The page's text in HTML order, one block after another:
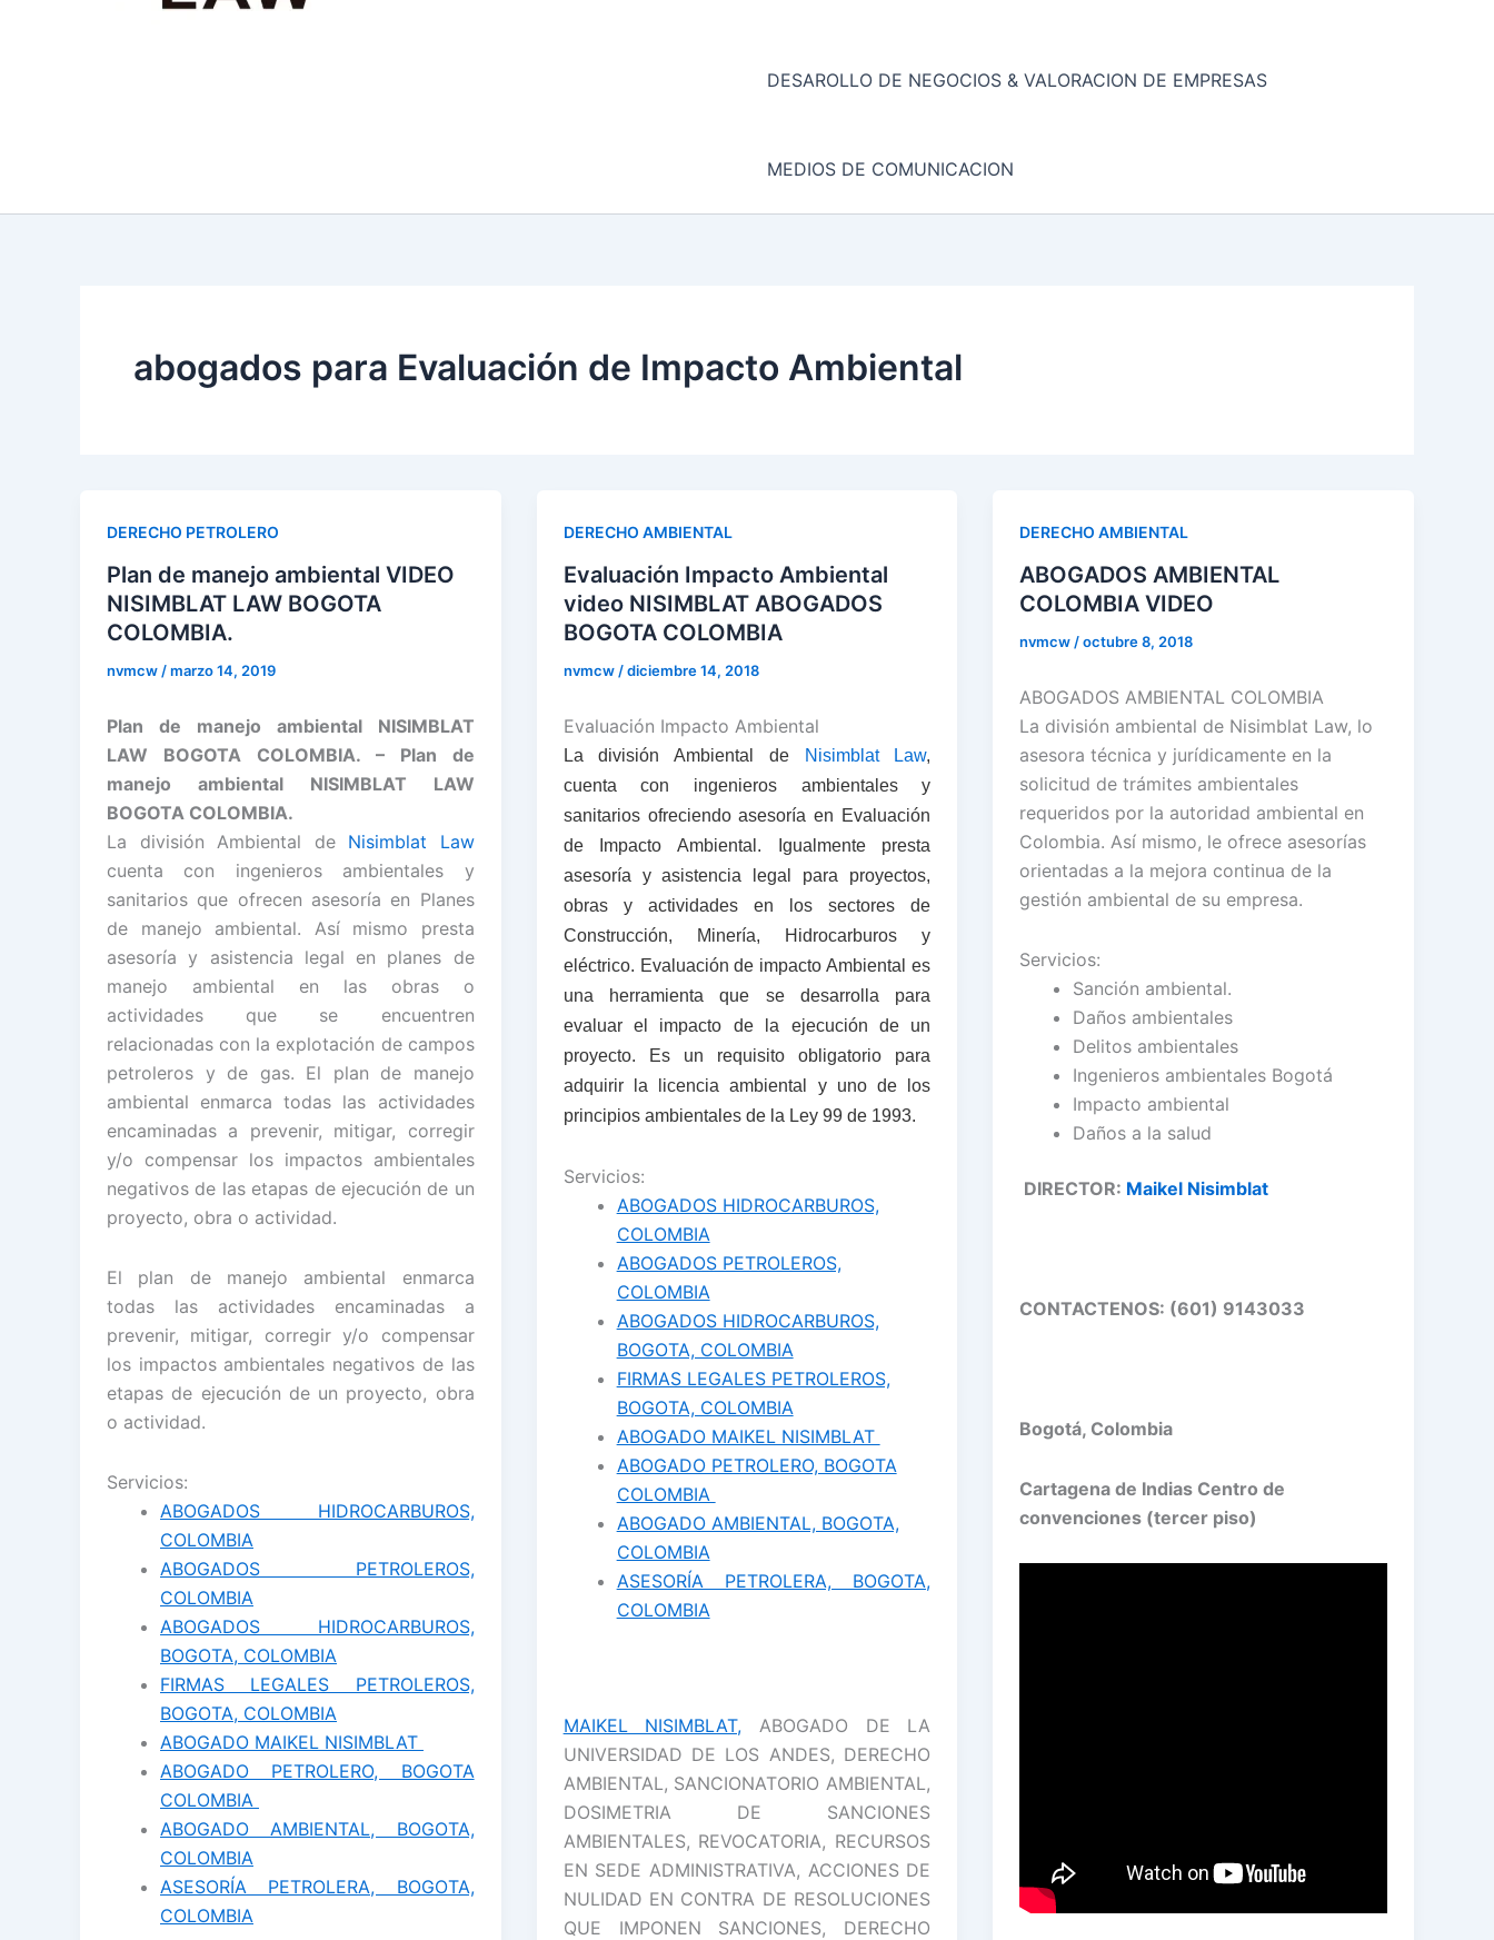
DESAROLLO DE NEGOCIOS & VALORACION DE EMPRESAS
MEDIOS DE COMUNICACION
abogados para Evaluación de Impacto Ambiental
DERECHO PETROLERO
Plan de manejo ambiental VIDEO
NISIMBLAT LAW BOGOTA
COLOMBIA.
nvmcw /marzo 14, 2019
Plan de manejo ambiental NISIMBLAT
LAW BOGOTA COLOMBIA. – Plan de
manejo ambiental NISIMBLAT LAW
BOGOTA COLOMBIA.
La división Ambiental de Nisimblat Law
cuenta con ingenieros ambientales y
sanitarios que ofrecen asesoría en Planes
de manejo ambiental. Así mismo presta
asesoría y asistencia legal en planes de
manejo ambiental en las obras o
actividades que se encuentren
relacionadas con la explotación de campos
petroleros y de gas. El plan de manejo
ambiental enmarca todas las actividades
encaminadas a prevenir, mitigar, corregir
y/o compensar los impactos ambientales
negativos de las etapas de ejecución de un
proyecto, obra o actividad.
El plan de manejo ambiental enmarca
todas las actividades encaminadas a
prevenir, mitigar, corregir y/o compensar
los impactos ambientales negativos de las
etapas de ejecución de un proyecto, obra
o actividad.
Servicios:
ABOGADOS HIDROCARBUROS,
COLOMBIA
ABOGADOS PETROLEROS,
COLOMBIA
ABOGADOS HIDROCARBUROS,
BOGOTA, COLOMBIA
FIRMAS LEGALES PETROLEROS,
BOGOTA, COLOMBIA
ABOGADO MAIKEL NISIMBLAT
ABOGADO PETROLERO, BOGOTA
COLOMBIA
ABOGADO AMBIENTAL, BOGOTA,
COLOMBIA
ASESORÍA PETROLERA, BOGOTA,
COLOMBIA
DERECHO AMBIENTAL
Evaluación Impacto Ambiental
video NISIMBLAT ABOGADOS
BOGOTA COLOMBIA
nvmcw /diciembre 14, 2018
Evaluación Impacto Ambiental
La división Ambiental de Nisimblat Law,
cuenta con ingenieros ambientales y
sanitarios ofreciendo asesoría en Evaluación
de Impacto Ambiental. Igualmente presta
asesoría y asistencia legal para proyectos,
obras y actividades en los sectores de
Construcción, Minería, Hidrocarburos y
eléctrico. Evaluación de impacto Ambiental es
una herramienta que se desarrolla para
evaluar el impacto de la ejecución de un
proyecto. Es un requisito obligatorio para
adquirir la licencia ambiental y uno de los
principios ambientales de la Ley 99 de 1993.
Servicios:
ABOGADOS HIDROCARBUROS,
COLOMBIA
ABOGADOS PETROLEROS,
COLOMBIA
ABOGADOS HIDROCARBUROS,
BOGOTA, COLOMBIA
FIRMAS LEGALES PETROLEROS,
BOGOTA, COLOMBIA
ABOGADO MAIKEL NISIMBLAT
ABOGADO PETROLERO, BOGOTA
COLOMBIA
ABOGADO AMBIENTAL, BOGOTA,
COLOMBIA
ASESORÍA PETROLERA, BOGOTA,
COLOMBIA
MAIKEL NISIMBLAT, ABOGADO DE LA
UNIVERSIDAD DE LOS ANDES, DERECHO
AMBIENTAL, SANCIONATORIO AMBIENTAL,
DOSIMETRIA DE SANCIONES
AMBIENTALES, REVOCATORIA, RECURSOS
EN SEDE ADMINISTRATIVA, ACCIONES DE
NULIDAD EN CONTRA DE RESOLUCIONES
QUE IMPONEN SANCIONES, DERECHO
DERECHO AMBIENTAL
ABOGADOS AMBIENTAL
COLOMBIA VIDEO
nvmcw /octubre 8, 2018
ABOGADOS AMBIENTAL COLOMBIA
La división ambiental de Nisimblat Law, lo
asesora técnica y jurídicamente en la
solicitud de trámites ambientales
requeridos por la autoridad ambiental en
Colombia. Así mismo, le ofrece asesorías
orientadas a la mejora continua de la
gestión ambiental de su empresa.
Servicios:
Sanción ambiental.
Daños ambientales
Delitos ambientales
Ingenieros ambientales Bogotá
Impacto ambiental
Daños a la salud
DIRECTOR: Maikel Nisimblat
CONTACTENOS: (601) 9143033
Bogotá, Colombia
Cartagena de Indias Centro de
convenciones (tercer piso)